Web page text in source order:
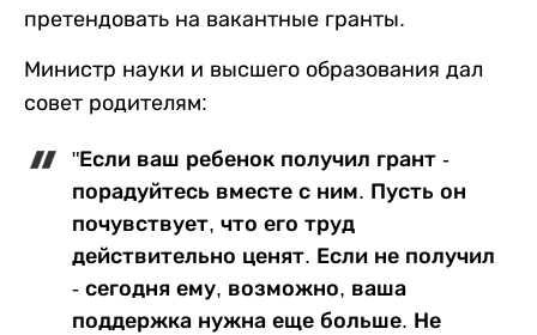
претендовать на вакантные гранты.
Министр науки и высшего образования дал
совет родителям:
"Если ваш ребенок получил грант -
порадуйтесь вместе с ним. Пусть он
почувствует, что его труд
действительно ценят. Если не получил
- сегодня ему, возможно, ваша
поддержка нужна еще больше. Не